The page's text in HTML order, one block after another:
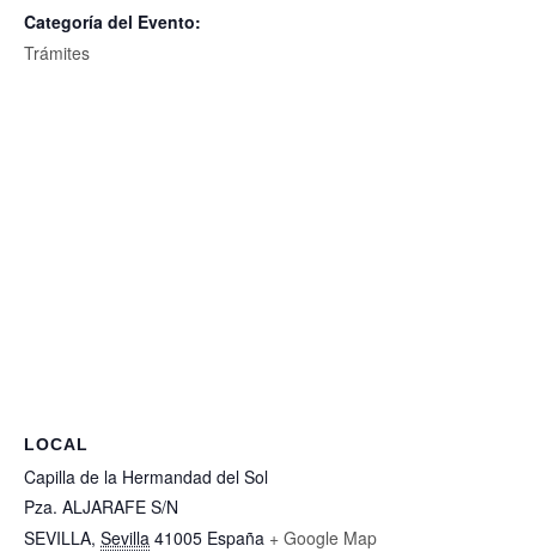
Categoría del Evento:
Trámites
LOCAL
Capilla de la Hermandad del Sol
Pza. ALJARAFE S/N
SEVILLA, Sevilla 41005 España + Google Map